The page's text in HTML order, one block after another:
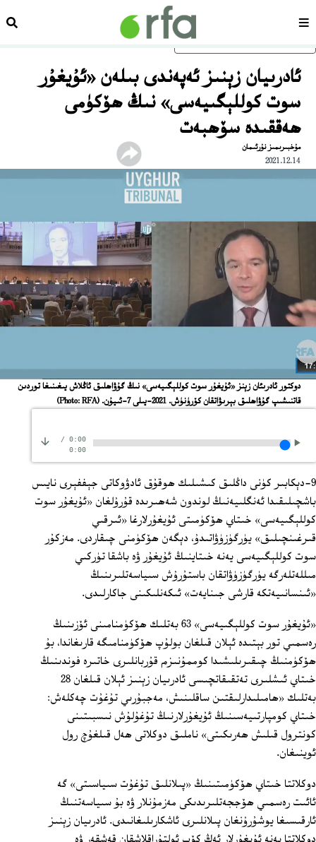
ئاساسلىق مەزمۇنغا ئاتلاڭسەھىپە
ئادرىيان زېنىز ئەپەندى بىلەن «ئۇيغۇر
سوت كوللېگىيەسى» نىڭ ھۆكۈمى
ھەققىدە سۆھبەت
مۇخبىرىمىز نۇرئىمان
2021.12.14
دوكتور ئادرىئان زېنز «ئۇيغۇر سوت كوللېگىيەسى» نىڭ گۇۋاھلىق ئاڭلاش يىغىنىغا توردىن
قاتنىشىپ گۇۋاھلىق بېرىۋاتقان كۆرۈنۈش. 2021-يىلى 7-ئىيۇن.
(Photo: RFA)
0:00
/
0:00
9-دېكابىر كۈنى داڭلىق كىشىلىك ھوقۇق ئادۋوكاتى جېففېرى نايىس
باشچىلىقىدا ئەنگلىيەنىڭ لوندون شەھىرىدە قۇرۇلغان «ئۇيغۇر سوت
كوللېگىيەسى» خىتاي ھۆكۈمىتى ئۇيغۇرلارغا «ئىرقىي
قىرغىنچىلىق» يۈرگۈزۈۋاتىدۇ، دېگەن ھۆكۈمنى چىقاردى. مەزكۇر
سوت كوللېگىيەسى يەنە خىتاينىڭ ئۇيغۇر ۋە باشقا تۈركىي
مىللەتلەرگە يۈرگۈزۈۋاتقان باستۇرۇش سىياسەتلىرىنىڭ
«ئىنسانىيەتكە قارشى جىنايەت» ئىكەنلىكىنى جاكارلىدى.
«ئۇيغۇر سوت كوللېگىيەسى» 63 بەتلىك ھۆكۈمنامىنى ئۆزىنىڭ
رەسمىي تور بېتىدە ئېلان قىلغان بولۇپ ھۆكۈمنامىگە قارىغاندا، بۇ
ھۆكۈمنىڭ چىقىرىلىشىدا كوممۇنىزم قۇربانلىرى خاتىرە فوندىنىڭ
خىتاي ئىشلىرى تەتقىقاتچىسى ئادرىيان زېنىز ئېلان قىلغان 28
بەتلىك «ھامىلىدارلىقتىن ساقلىنىش، مەجبۇرىي تۇغۇت چەكلەش:
خىتاي كومپارتىيەسىنىڭ ئۇيغۇرلارنىڭ تۇغۇلۇش نىسبىتىنى
كونترول قىلىش ھەرىكىتى» ناملىق دوكلاتى ھەل قىلغۇچ رول
ئوينىغان.
دوكلاتتا خىتاي ھۆكۈمىتىنىڭ «پىلانلىق تۇغۇت سىياسىتى» گە
ئائىت رەسمىي ھۆججەتلىرىدىكى مەزمۇنلار ۋە بۇ سىياسەتنىڭ
ئارقىسىغا يوشۇرۇنغان پىلانلىرى ئاشكارىلىغانىدى. ئادرىيان زېنىز